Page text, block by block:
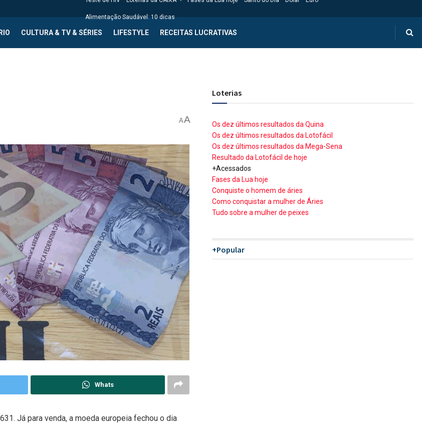
Alimentação Saudável: 10 dicas
CULTURA & TV & SÉRIES LIFESTYLE RECEITAS LUCRATIVAS
AA
Whats
Já para venda, a moeda europeia fechou o dia
Loterias
Os dez últimos resultados da Quina
Os dez últimos resultados da Lotofácil
Os dez últimos resultados da Mega-Sena
Resultado da Lotofácil de hoje
+Acessados
Fases da Lua hoje
Conquiste o homem de áries
Como conquistar a mulher de Áries
Tudo sobre a mulher de peixes
+Popular